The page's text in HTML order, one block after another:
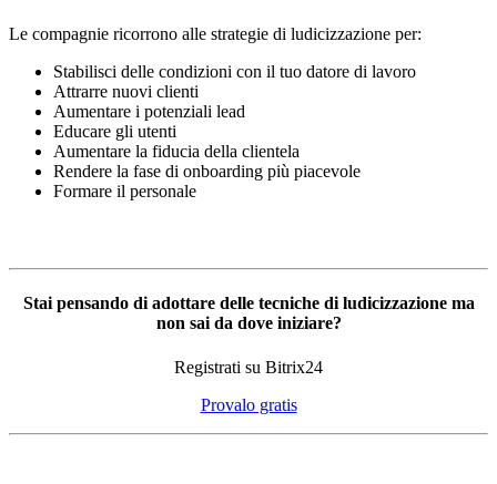
Le compagnie ricorrono alle strategie di ludicizzazione per:
Stabilisci delle condizioni con il tuo datore di lavoro
Attrarre nuovi clienti
Aumentare i potenziali lead
Educare gli utenti
Aumentare la fiducia della clientela
Rendere la fase di onboarding più piacevole
Formare il personale
Stai pensando di adottare delle tecniche di ludicizzazione ma
non sai da dove iniziare?
Registrati su Bitrix24
Provalo gratis